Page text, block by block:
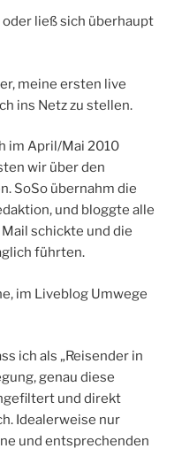
ließ sich überhaupt
meine ersten live
ins Netz zu stellen.
im April/Mai 2010
wir über den
SoSo übernahm die
und bloggte alle
schickte und die
führten.
im Liveblog Umwege
ich als „Reisender in
genau diese
und direkt
Idealerweise nur
und entsprechenden